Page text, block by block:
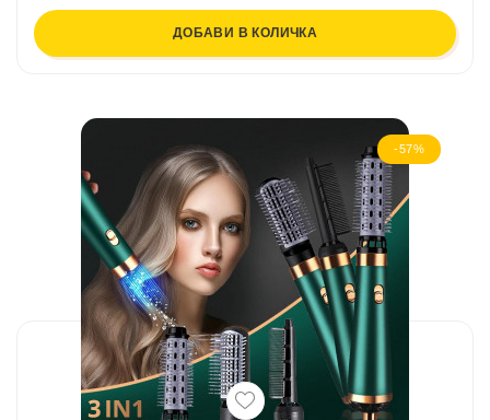
ДОБАВИ В КОЛИЧКА
-57%